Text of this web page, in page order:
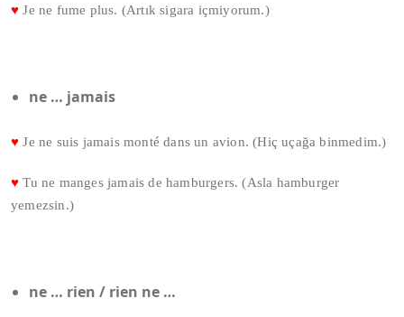
♥ Je ne fume plus. (Artık sigara içmiyorum.)
ne … jamais
♥ Je ne suis jamais monté dans un avion. (Hiç uçağa binmedim.)
♥ Tu ne manges jamais de hamburgers. (Asla hamburger
yemezsin.)
ne … rien / rien ne …